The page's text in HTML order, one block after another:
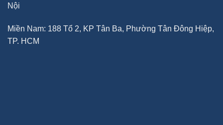
Nội
Miền Nam: 188 Tổ 2, KP Tân Ba, Phường Tân Đông Hiệp,
TP. HCM